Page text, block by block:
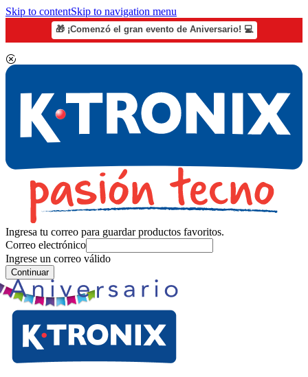
Skip to contentSkip to navigation menu
🎁 ¡Comenzó el gran evento de Aniversario! 💻
Ingresa tu correo para guardar productos favoritos.
Correo electrónico
Ingrese un correo válido
Continuar